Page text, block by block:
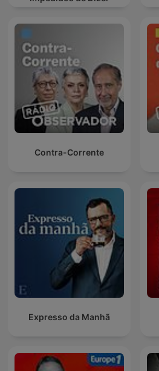
Contra-Corrente
Expresso da Manhã